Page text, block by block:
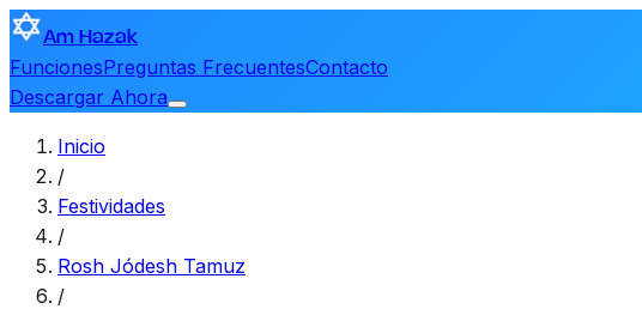
Am Hazak
FuncionesPreguntas FrecuentesContacto
Descargar Ahora
Inicio
/
Festividades
/
Rosh Jódesh Tamuz
/